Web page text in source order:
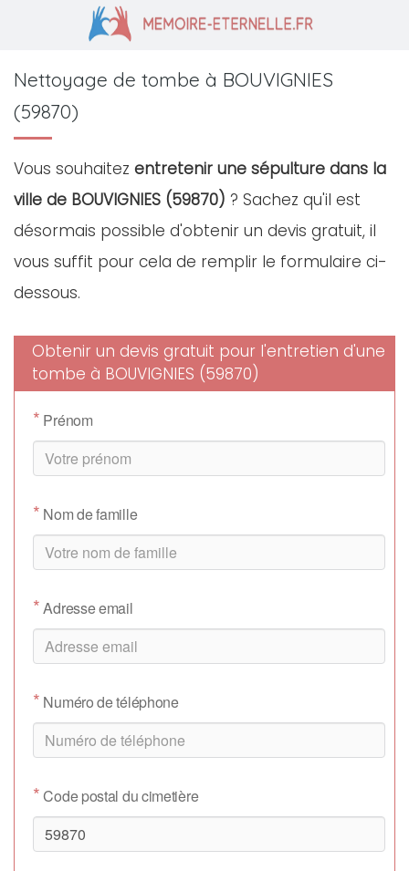
Nettoyage de tombe à BOUVIGNIES
(59870)
Vous souhaitez entretenir une sépulture dans la
ville de BOUVIGNIES (59870) ? Sachez qu'il est
désormais possible d'obtenir un devis gratuit, il
vous suffit pour cela de remplir le formulaire ci-
dessous.
Obtenir un devis gratuit pour l'entretien d'une
tombe à BOUVIGNIES (59870)
* Prénom
* Nom de famille
*Adresse email
* Numéro de téléphone
*Code postal du cimetière